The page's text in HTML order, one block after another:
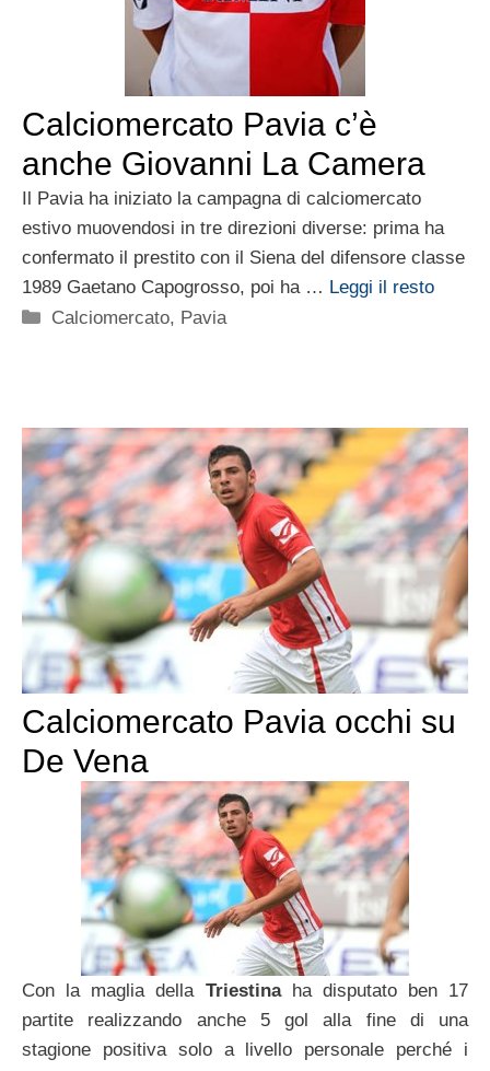
Calciomercato Pavia c’è
anche Giovanni La Camera
Il Pavia ha iniziato la campagna di calciomercato
estivo muovendosi in tre direzioni diverse: prima ha
confermato il prestito con il Siena del difensore classe
1989 Gaetano Capogrosso, poi ha … Leggi il resto
Categorie
Calciomercato, Pavia
Calciomercato Pavia occhi su
De Vena
Con la maglia della Triestinaha disputato ben 17
partite realizzando anche 5 gol alla fine di una
stagione positiva solo a livello personale perché i